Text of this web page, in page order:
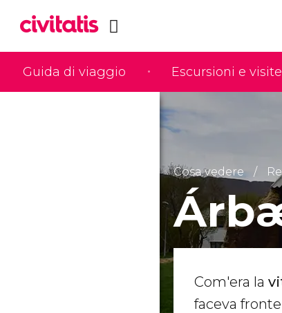
Guida di viaggio Escursioni e
Cosa vedere
Com'era la
faceva fronte